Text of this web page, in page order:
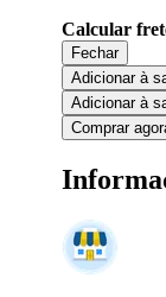
Calcular
Fechar
Adicionar à
Adicionar à
Comprar